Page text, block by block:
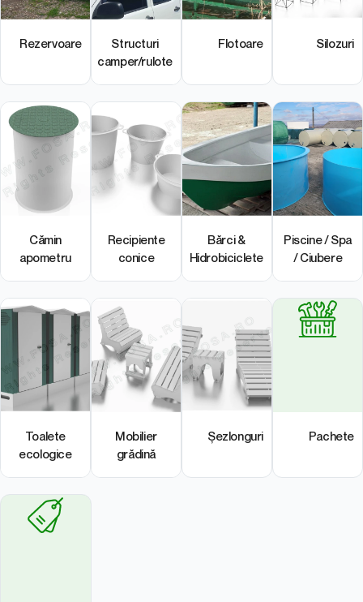
Rezervoare
Structuri
camper/rulote
Flotoare Silozuri
Cămin
apometru
Recipiente
conice
Bărci &
Hidrobiciclete
Piscine / Spa
/ Ciubere
Toalete
ecologice
Mobilier
grădină
Șezlonguri Pachete